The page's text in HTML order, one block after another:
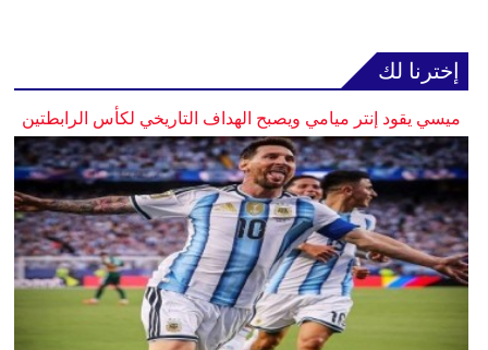
إخترنا لك
ميسي يقود إنتر ميامي ويصبح الهداف التاريخي لكأس الرابطتين